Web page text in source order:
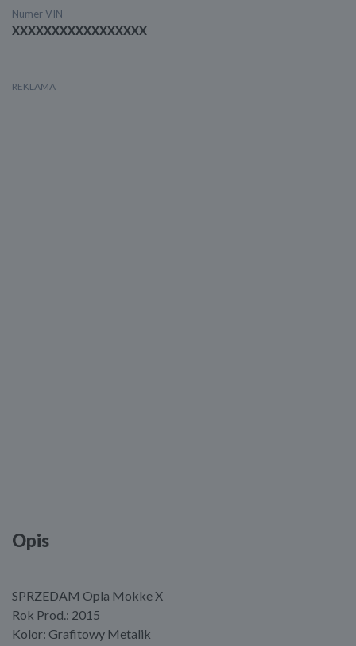
Numer VIN
XXXXXXXXXXXXXXXXX
Opis
SPRZEDAM Opla Mokke X
Rok Prod.: 2015
Kolor: Grafitowy Metalik